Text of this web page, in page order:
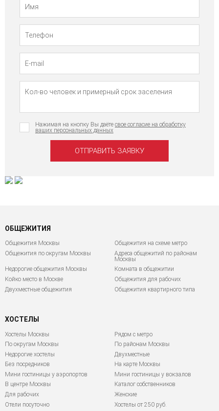
Нажимая на кнопку Вы даёте свое согласие на обработку
ваших персональных данных
ОБЩЕЖИТИЯ
Общежития Москвы
Общежития на схеме метро
Общежития по округам Москвы
Адреса общежитий по районам
Москвы
Недорогие общежития Москвы
Комната в общежитии
Койко место в Москве
Общежития для рабочих
Двухместные общежития
Общежития квартирного типа
ХОСТЕЛЫ
Хостелы Москвы
По округам Москвы
Недорогие хостелы
Без посредников
Мини гостиницы у аэропортов
В центре Москвы
Для рабочих
Отели посуточно
Рядом с метро
По районам Москвы
Двухместные
На карте Москвы
Мини гостиницы у вокзалов
Каталог собственников
Женские
Хостелы от 250 руб.